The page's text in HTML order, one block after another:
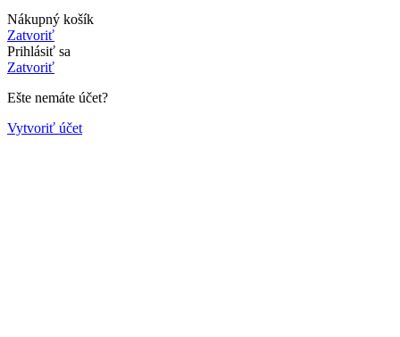
Nákupný košík
Zatvoriť
Prihlásiť sa
Zatvoriť
Ešte nemáte účet?
Vytvoriť účet